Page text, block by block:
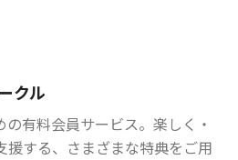
クル
有料会員サービス。楽しく・
援する、さまざまな特典をご用